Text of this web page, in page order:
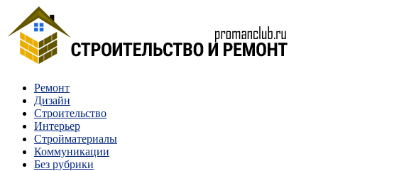
Строительство и ремонт
Квартиры и дома, в которых живут разные люди, очень отличаются между собой.
Ремонт
Дизайн
Строительство
Интерьер
Стройматериалы
Коммуникации
Без рубрики